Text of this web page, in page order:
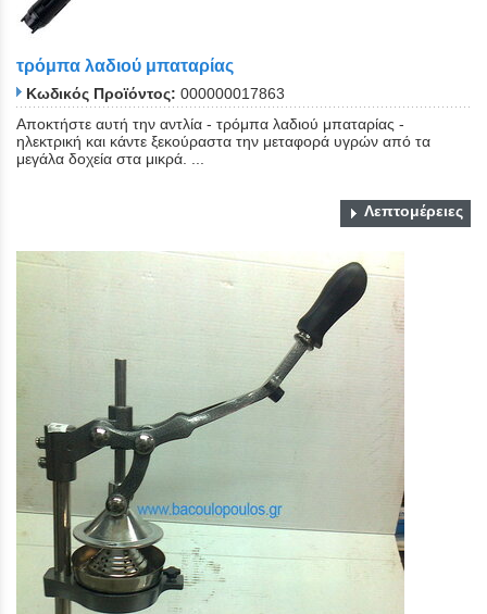
τρόμπα λαδιού μπαταρίας
Κωδικός Προϊόντος: 000000017863
Αποκτήστε αυτή την αντλία - τρόμπα λαδιού μπαταρίας -
ηλεκτρική και κάντε ξεκούραστα την μεταφορά υγρών από τα
μεγάλα δοχεία στα μικρά. ...
Λεπτομέρειες